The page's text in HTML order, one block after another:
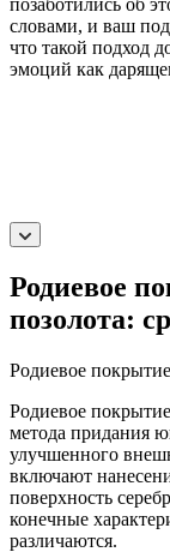
словами, и ваш
что такой подход
эмоций как
Родиевое
позолота:
Родиевое
Родиевое
метода придания
улучшенного
включают
поверхность
конечные
различаются.